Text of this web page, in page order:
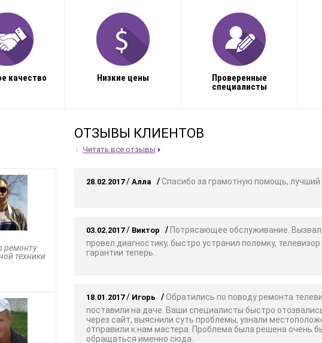
качество Низкие цены
Проверенные
специалисты
ремонту
техники
ОТЗЫВЫ КЛИЕНТОВ
Читать все отзывы
28.02.2017/ Алла /Спасибо за грамотную помощь,
03.02.2017/ Виктор / Потрясающее обслуживание. Вызвал
провел диагностику, быстро устранил поломку,
гарантии теперь.
18.01.2017/ Игорь /Обратились по поводу ремонта
поставили на даче. Ваши специалисты быстро
через сайт, выяснили суть проблемы, узнали
отправили к нам мастера. Проблема была решена очень
обращаться именно сюда.